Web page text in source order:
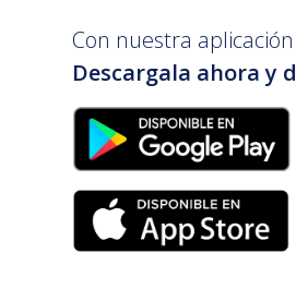
Con nuestra
Descargala ahora y